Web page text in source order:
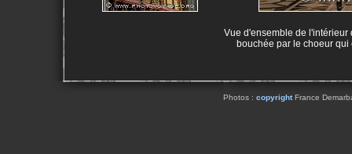
Vue d'ensemble de l'intérieur
bouchée par le choeur
Photos : copyrightFrance